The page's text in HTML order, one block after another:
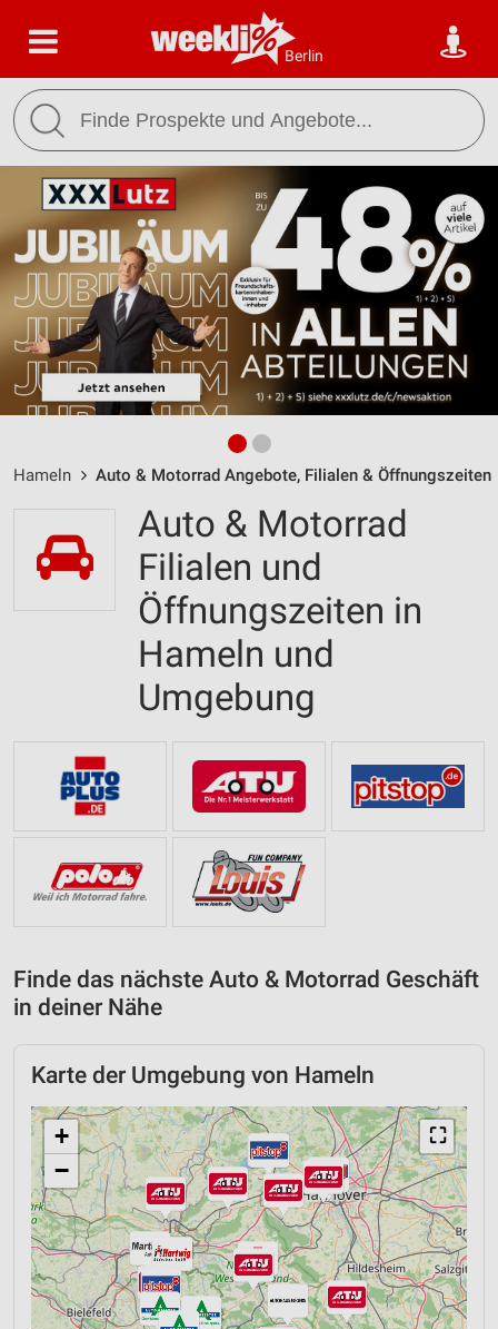
Berlin
Hameln Auto & Motorrad Angebote, Filialen & Öffnungszeiten
Auto & Motorrad
Filialen und
Öffnungszeiten in
Hameln und
Umgebung
Finde das nächste Auto & Motorrad Geschäft
in deiner Nähe
Karte der Umgebung von Hameln
⛶
+
−